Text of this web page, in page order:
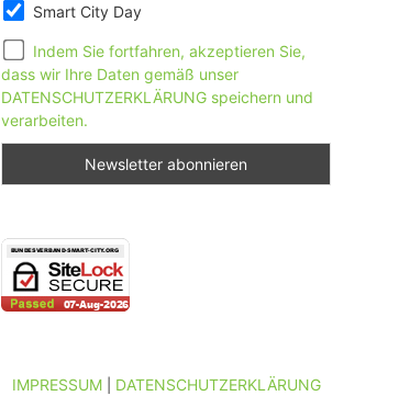
Smart City Day
Indem Sie fortfahren, akzeptieren Sie,
dass wir Ihre Daten gemäß unser
DATENSCHUTZERKLÄRUNG speichern und
verarbeiten.
IMPRESSUM| DATENSCHUTZERKLÄRUNG